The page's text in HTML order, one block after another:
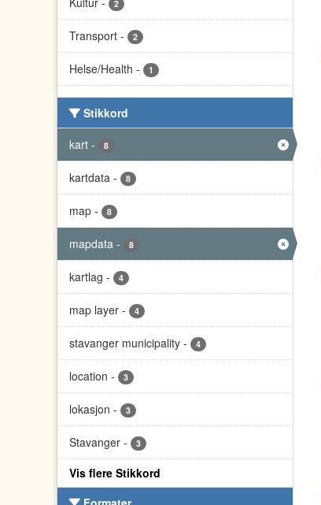
2
Transport - 2
Helse/Health - 1
Stikkord
kart - 8
kartdata - 8
map - 8
mapdata - 8
kartlag - 4
map layer - 4
stavanger municipality - 4
location - 3
lokasjon - 3
Stavanger - 3
Vis flere Stikkord